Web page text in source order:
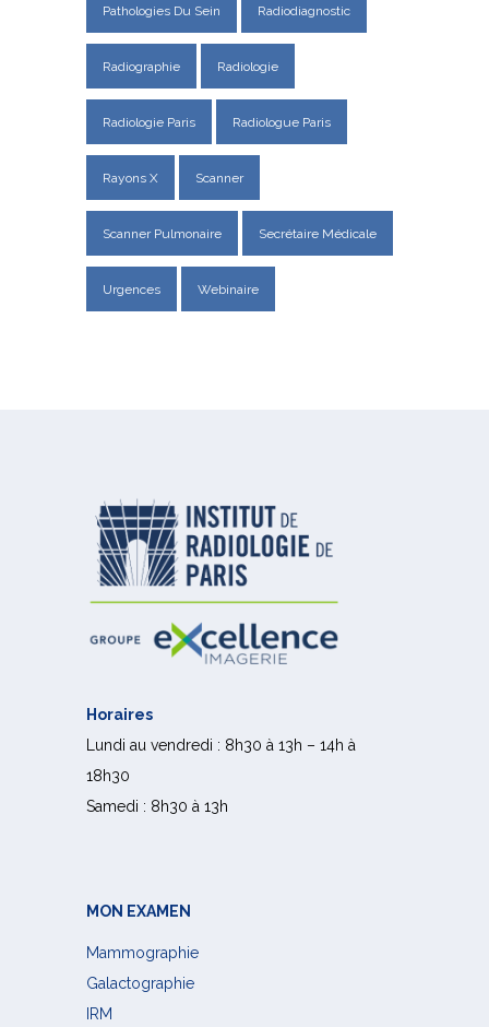
Pathologies Du Sein Radiodiagnostic
Radiographie Radiologie
Radiologie Paris Radiologue Paris
Rayons X Scanner
Scanner Pulmonaire Secrétaire Médicale
Urgences Webinaire
Horaires
Lundi au vendredi : 8h30 à 13h – 14h à
18h30
Samedi : 8h30 à 13h
MON EXAMEN
Mammographie
Galactographie
IRM